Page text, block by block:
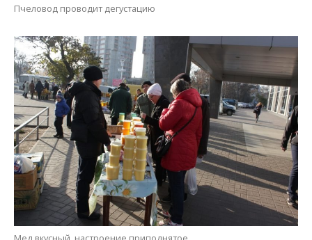
Мед вкусный, настроение приподнятое